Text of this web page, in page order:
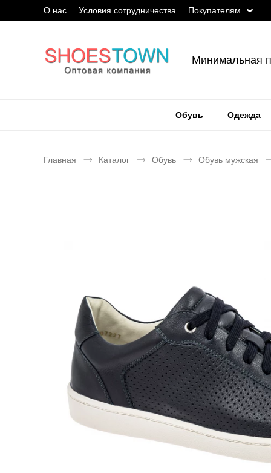
О нас Условия сотрудничества Покупателям
Минимальная
Обувь Одежда
Главная Каталог Обувь Обувь мужская